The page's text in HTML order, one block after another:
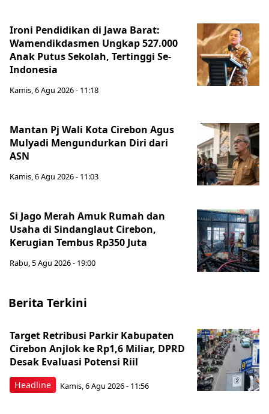
Ironi Pendidikan di Jawa Barat:
Wamendikdasmen Ungkap 527.000
Anak Putus Sekolah, Tertinggi Se-
Indonesia
Kamis, 6 Agu 2026 - 11:18
Mantan Pj Wali Kota Cirebon Agus
Mulyadi Mengundurkan Diri dari
ASN
Kamis, 6 Agu 2026 - 11:03
Si Jago Merah Amuk Rumah dan
Usaha di Sindanglaut Cirebon,
Kerugian Tembus Rp350 Juta
Rabu, 5 Agu 2026 - 19:00
Berita Terkini
Headline
Target Retribusi Parkir Kabupaten
Cirebon Anjlok ke Rp1,6 Miliar, DPRD
Desak Evaluasi Potensi Riil
Kamis, 6 Agu 2026 - 11:56